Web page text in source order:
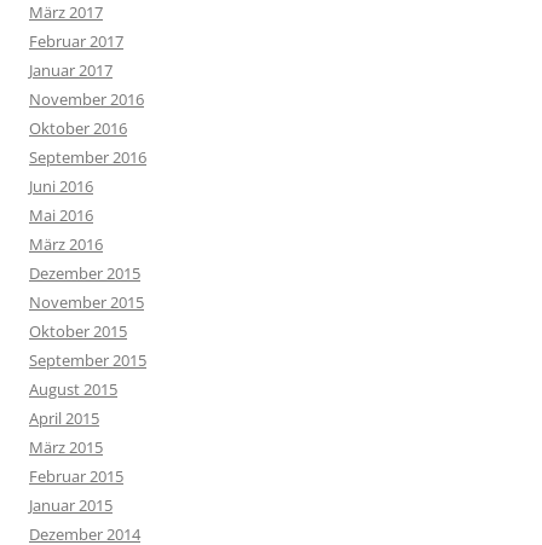
März 2017
Februar 2017
Januar 2017
November 2016
Oktober 2016
September 2016
Juni 2016
Mai 2016
März 2016
Dezember 2015
November 2015
Oktober 2015
September 2015
August 2015
April 2015
März 2015
Februar 2015
Januar 2015
Dezember 2014